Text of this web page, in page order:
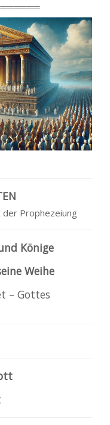
Prophezeiung
Könige
Weihe
– Gottes